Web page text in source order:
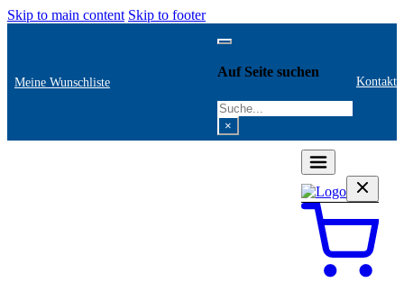
Skip to main content Skip to footer
Meine Wunschliste
Auf Seite suchen
Search
×
Kontakt